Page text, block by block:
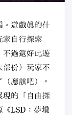
。遊戲真的什
家自行探索
不過還好此遊
部份）玩家不
應該吧）。
現的「自由探
《LSD：夢境